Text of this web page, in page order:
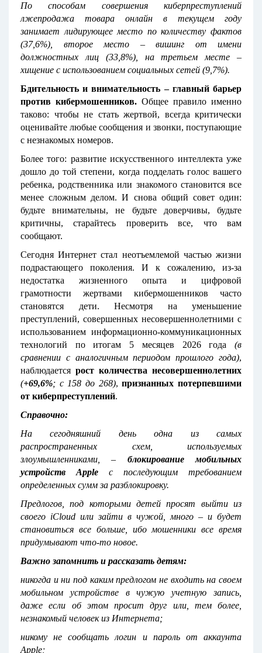
По способам совершения киберпреступлений
лжепродажа товара онлайн в текущем году
занимает лидирующее место по количеству фактов
(37,6%), второе место – вишинг от имени
должностных лиц (33,8%), на третьем месте –
хищение с использованием социальных сетей (9,7%).
Бдительность и внимательность – главный барьер
против кибермошенников. Общее правило именно
таково: чтобы не стать жертвой, всегда критически
оценивайте любые сообщения и звонки, поступающие
с незнакомых номеров.
Более того: развитие искусственного интеллекта уже
дошло до той степени, когда подделать голос вашего
ребенка, родственника или знакомого становится все
менее сложным делом. И снова общий совет один:
будьте внимательны, не будьте доверчивы, будьте
критичны, старайтесь проверить все, что вам
сообщают.
Сегодня Интернет стал неотъемлемой частью жизни
подрастающего поколения. И к сожалению, из-за
недостатка жизненного опыта и цифровой
грамотности жертвами кибермошенников часто
становятся дети. Несмотря на уменьшение
преступлений, совершенных несовершеннолетними с
использованием информационно-коммуникационных
технологий по итогам 5 месяцев 2026 года (в
сравнении с аналогичным периодом прошлого года),
наблюдается рост количества несовершеннолетних
(+69,6%; с 158 до 268),признанных потерпевшими
от киберпреступлений.
Справочно:
На сегодняшний день одна из самых
распространенных схем, используемых
злоумышленниками, – блокирование мобильных
устройств Apple
с последующим требованием
определенных сумм за разблокировку.
Предлогов, под которыми детей просят выйти из
своего iCloud или зайти в чужой, много – и будет
становиться все больше, ибо мошенники все время
придумывают что-то новое.
Важно запомнить и рассказать детям:
никогда и ни под каким предлогом не входить на своем
мобильном устройстве в чужую учетную запись,
даже если об этом просит друг или, тем более,
незнакомый человек из Интернета;
никому не сообщать логин и пароль от аккаунта
Apple;